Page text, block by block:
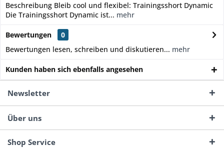
Beschreibung Bleib cool und flexibel: Trainingsshort Dynamic
Die Trainingsshort Dynamic ist... mehr
Bewertungen
0
Bewertungen lesen, schreiben und diskutieren... mehr
Kunden haben sich ebenfalls angesehen
Newsletter
Über uns
Shop Service